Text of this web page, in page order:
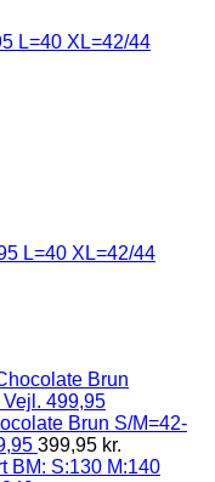
L=40 XL=42/44
L=40 XL=42/44
Brun S/M=42-
399,95 kr.